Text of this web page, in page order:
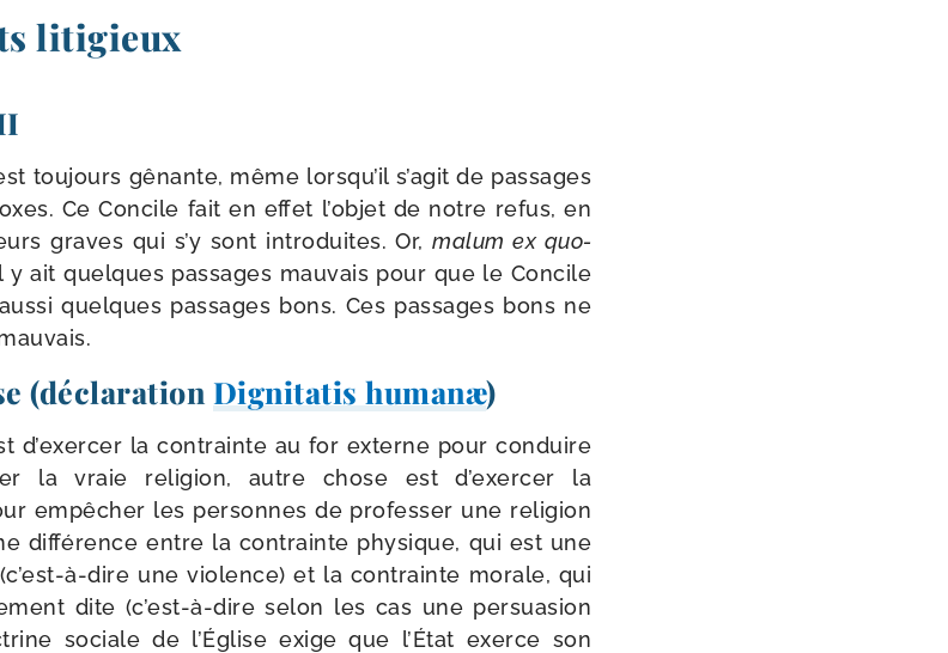
litigieux
tou­jours gênante, même lors­qu’il s’a­git de pas­sages
Ce Concile fait en effet l’ob­jet de notre refus, en
graves qui s’y sont intro­duites. Or,malum ex quo­
y ait quelques pas­sages mau­vais pour que le Concile
quelques pas­sages bons. Ces pas­sages bons ne
(déclaration Dignitatis humanæ)
d’exer­cer la contrainte au for externe pour conduire
la vraie reli­gion, autre chose est d’exer­cer la
empê­cher les per­sonnes de pro­fes­ser une reli­gion
dif­fé­rence entre la contrainte phy­sique, qui est une
​à-​dire une vio­lence) et la contrainte morale, qui
dite (c’est-​à-​dire selon les cas une per­sua­sion
sociale de l’Église exige que l’État exerce son